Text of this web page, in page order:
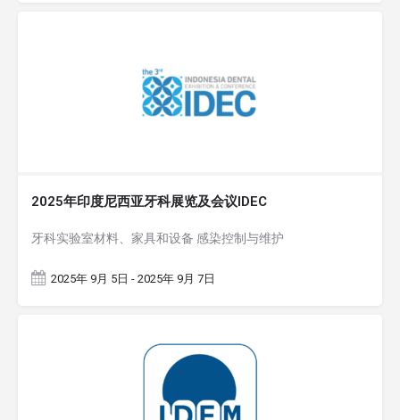
2025年印度尼西亚牙科展览及会议IDEC
牙科实验室材料、家具和设备 感染控制与维护
2025年 9月 5日 - 2025年 9月 7日